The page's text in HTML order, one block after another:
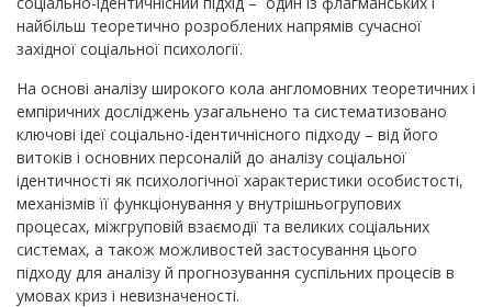
найбільш теоретично розроблених напрямів сучасної
західної соціальної психології.
На основі аналізу широкого кола англомовних теоретичних і
емпіричних досліджень узагальнено та систематизовано
ключові ідеї соціально-ідентичнісного підходу – від його
витоків і основних персоналій до аналізу соціальної
ідентичності як психологічної характеристики особистості,
механізмів її функціонування у внутрішньогрупових
процесах, міжгруповій взаємодії та великих соціальних
системах, а також можливостей застосування цього
підходу для аналізу й прогнозування суспільних процесів в
умовах криз і невизначеності.